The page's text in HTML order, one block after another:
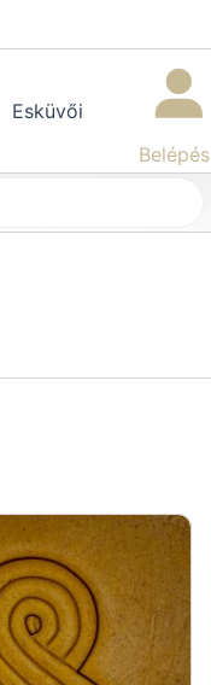
Esküvői
Belépés